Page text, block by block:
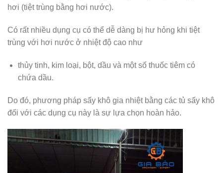
hơi (tiệt trùng bằng hơi nước).
Có rất nhiều dụng cụ có thể dễ dàng bị hư hỏng khi tiệt
trùng với hơi nước ở nhiệt độ cao như
thủy tinh, kim loại, bột, dầu và một số thuốc tiêm có
chứa dầu.
Do đó, phương pháp sấy khô gia nhiệt bằng các tủ sấy khô
đối với các dụng cụ này là sự lựa chọn hoàn hảo.